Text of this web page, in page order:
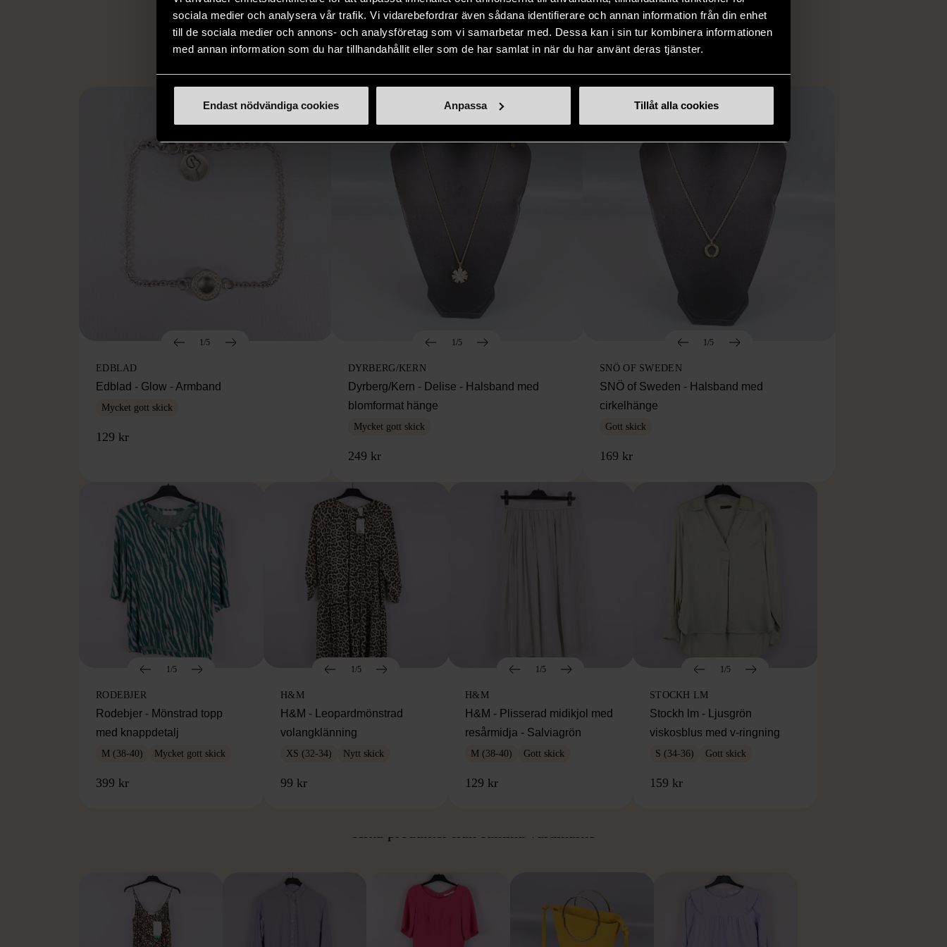
sociala medier och analysera vår trafik. Vi vidarebefordrar även sådana identifierare och annan information från din enhet
till de sociala medier och annons- och analysföretag som vi samarbetar med. Dessa kan i sin tur kombinera informationen
med annan information som du har tillhandahållit eller som de har samlat in när du har använt deras tjänster.
Endast nödvändiga cookies Anpassa Tillåt alla cookies
eller annat sätt.
LIKNANDE PRODUKTER
Hitta produkter som påminner om denna
1/5
EDBLAD
Edblad - Glow - Armband
Mycket gott skick
129 kr
1/5
DYRBERG/KERN
Dyrberg/Kern - Delise - Halsband med
blomformat hänge
Mycket gott skick
249 kr
1/5
SNÖ OF SWEDEN
SNÖ of Sweden - Halsband med
cirkelhänge
Gott skick
169 kr
1/5
RODEBJER
Rodebjer - Mönstrad topp
med knappdetalj
M (38-40) Mycket gott skick
399 kr
1/5
H&M
H&M - Leopardmönstrad
volangklänning
XS (32-34) Nytt skick
99 kr
1/5
H&M
H&M - Plisserad midikjol med
resårmidja - Salviagrön
M (38-40) Gott skick
129 kr
1/5
STOCKH LM
Stockh lm - Ljusgrön
viskosblus med v-ringning
S (34-36) Gott skick
159 kr
Hitta produkter från samma varumärke